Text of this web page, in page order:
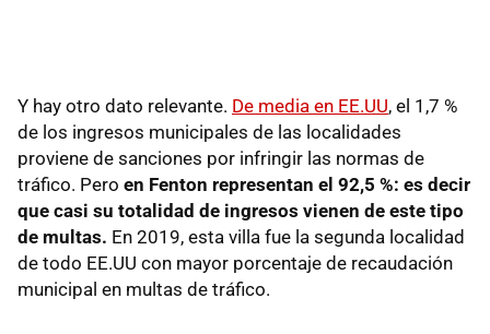
Y hay otro dato relevante. De media en EE.UU, el 1,7 %
de los ingresos municipales de las localidades
proviene de sanciones por infringir las normas de
tráfico. Pero en Fenton representan el 92,5 %: es decir
que casi su totalidad de ingresos vienen de este tipo
de multas. En 2019, esta villa fue la segunda localidad
de todo EE.UU con mayor porcentaje de recaudación
municipal en multas de tráfico.